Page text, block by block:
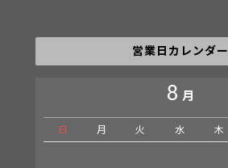
営業日カレンダー
8 月
日 月 火 水 木